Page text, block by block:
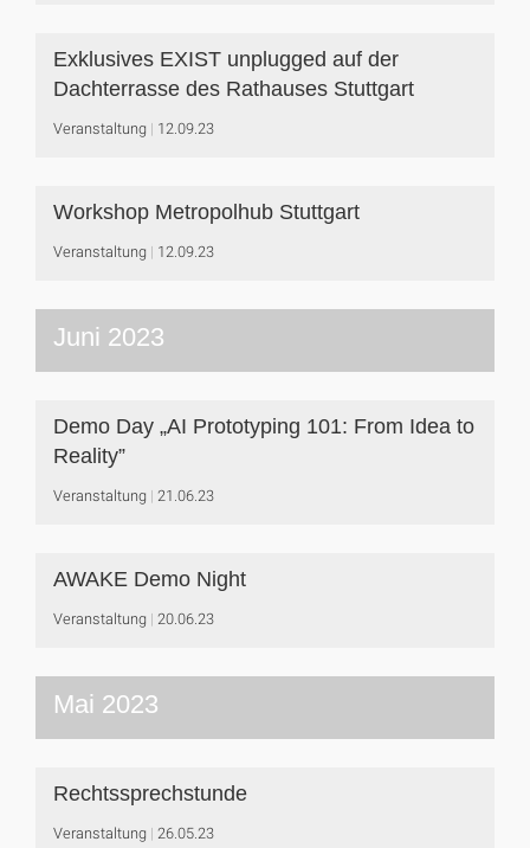
Exklusives EXIST unplugged auf der
Dachterrasse des Rathauses Stuttgart
Veranstaltung 12.09.23
Workshop Metropolhub Stuttgart
Veranstaltung 12.09.23
Juni 2023
Demo Day „AI Prototyping 101: From Idea to
Reality”
Veranstaltung 21.06.23
AWAKE Demo Night
Veranstaltung 20.06.23
Mai 2023
Rechtssprechstunde
Veranstaltung 26.05.23